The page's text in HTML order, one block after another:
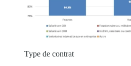
Type de contrat